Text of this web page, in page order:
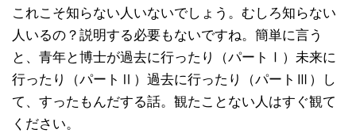
これこそ知らない人いないでしょう。むしろ知らない
人いるの？説明する必要もないですね。簡単に言う
と、青年と博士が過去に行ったり（パートⅠ）未来に
行ったり（パートⅡ）過去に行ったり（パートⅢ）し
て、すったもんだする話。観たことない人はすぐ観て
ください。